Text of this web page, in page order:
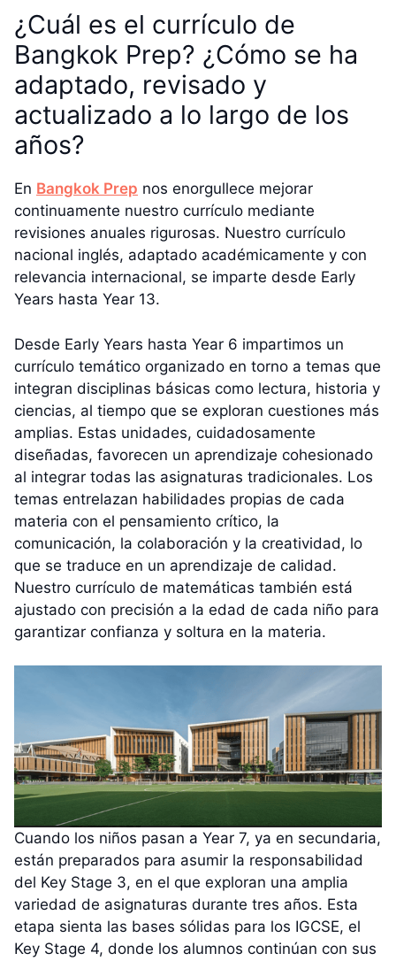
¿Cuál es el currículo de
Bangkok Prep? ¿Cómo se ha
adaptado, revisado y
actualizado a lo largo de los
años?
En Bangkok Prep nos enorgullece mejorar
continuamente nuestro currículo mediante
revisiones anuales rigurosas. Nuestro currículo
nacional inglés, adaptado académicamente y con
relevancia internacional, se imparte desde Early
Years hasta Year 13.
Desde Early Years hasta Year 6 impartimos un
currículo temático organizado en torno a temas que
integran disciplinas básicas como lectura, historia y
ciencias, al tiempo que se exploran cuestiones más
amplias. Estas unidades, cuidadosamente
diseñadas, favorecen un aprendizaje cohesionado
al integrar todas las asignaturas tradicionales. Los
temas entrelazan habilidades propias de cada
materia con el pensamiento crítico, la
comunicación, la colaboración y la creatividad, lo
que se traduce en un aprendizaje de calidad.
Nuestro currículo de matemáticas también está
ajustado con precisión a la edad de cada niño para
garantizar confianza y soltura en la materia.
Cuando los niños pasan a Year 7, ya en secundaria,
están preparados para asumir la responsabilidad
del Key Stage 3, en el que exploran una amplia
variedad de asignaturas durante tres años. Esta
etapa sienta las bases sólidas para los IGCSE, el
Key Stage 4, donde los alumnos continúan con sus